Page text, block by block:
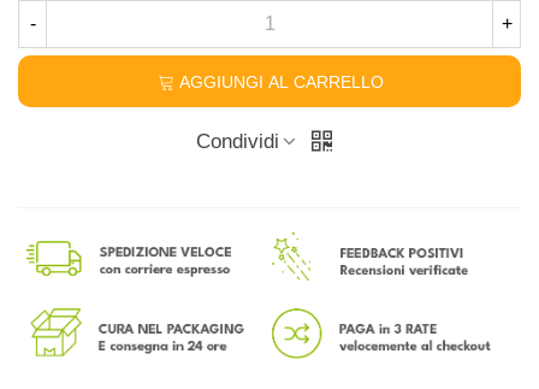
- +
AGGIUNGI AL CARRELLO
Condividi